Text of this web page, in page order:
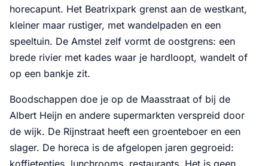
horecapunt. Het Beatrixpark grenst aan de westkant,
kleiner maar rustiger, met wandelpaden en een
speeltuin. De Amstel zelf vormt de oostgrens: een
brede rivier met kades waar je hardloopt, wandelt of
op een bankje zit.
Boodschappen doe je op de Maasstraat of bij de
Albert Heijn en andere supermarkten verspreid door
de wijk. De Rijnstraat heeft een groenteboer en een
slager. De horeca is de afgelopen jaren gegroeid: